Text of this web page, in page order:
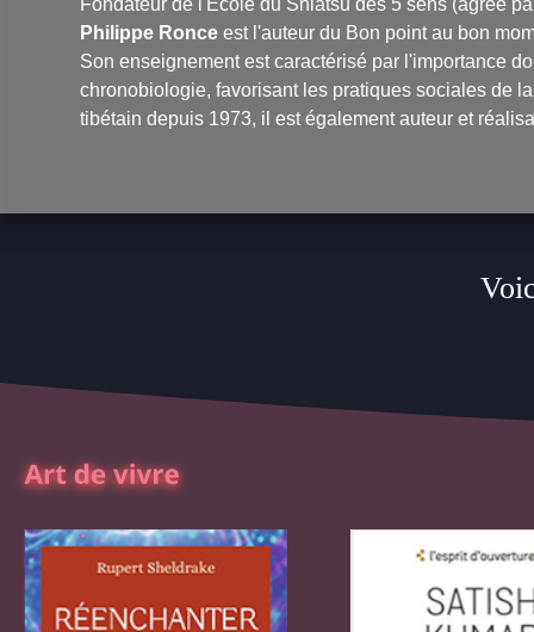
Fondateur de l'École du Shiatsu des 5 sens (agréé
Philippe Ronce est l'auteur du Bon point au bon
Son enseignement est caractérisé par l'importance
chronobiologie, favorisant les pratiques sociales de
tibétain depuis 1973, il est également auteur et